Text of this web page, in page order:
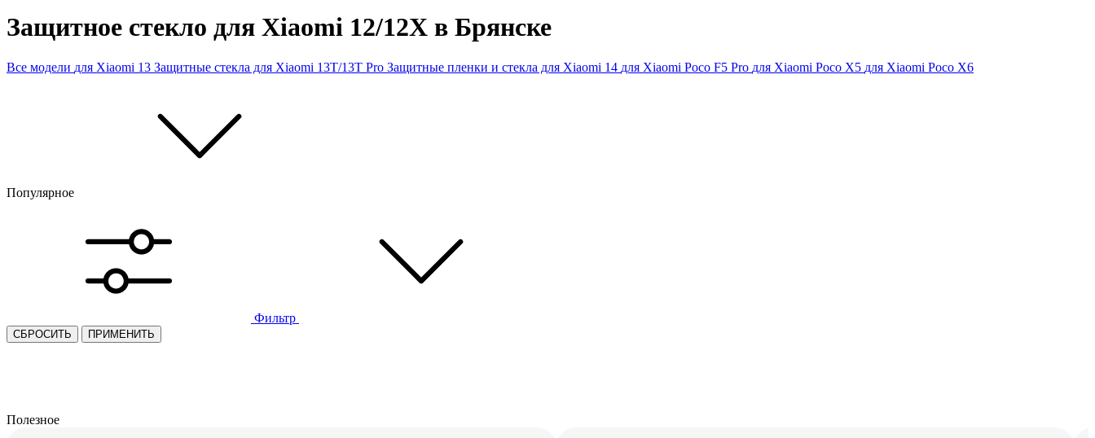
Защитное стекло для Xiaomi 12/12X в Брянске
Все модели для Xiaomi 13 Защитные стекла для Xiaomi 13T/13T Pro Защитные пленки и стекла для Xiaomi 14 для Xiaomi Poco F5 Pro для Xiaomi Poco X5 для Xiaomi Poco X6
Популярное
Фильтр
СБРОСИТЬ ПРИМЕНИТЬ
Полезное